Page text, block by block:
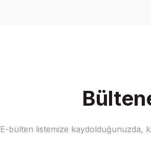
E-bülten listemize kaydolduğunuzda,